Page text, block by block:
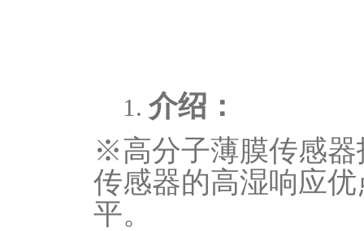
1. 介绍：
※高分子薄膜传感器
传感器的高湿响应
平。